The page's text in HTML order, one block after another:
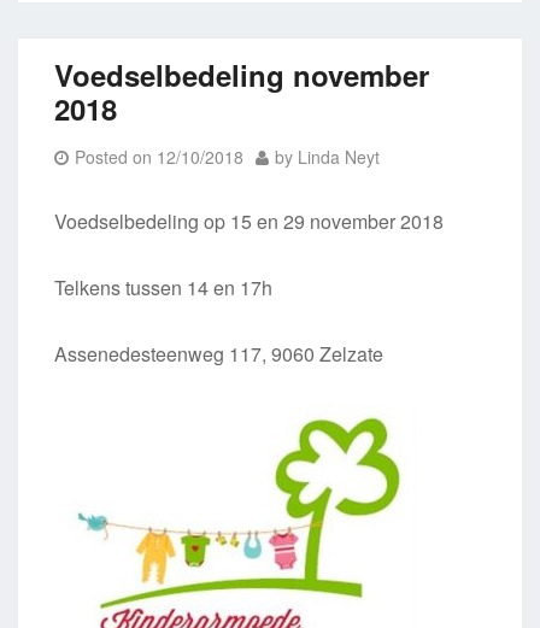
Voedselbedeling november
2018
Posted on 12/10/2018 by Linda Neyt
Voedselbedeling op 15 en 29 november 2018
Telkens tussen 14 en 17h
Assenedesteenweg 117, 9060 Zelzate